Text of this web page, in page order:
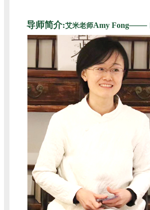
导师简介:艾米老师Amy Fong——